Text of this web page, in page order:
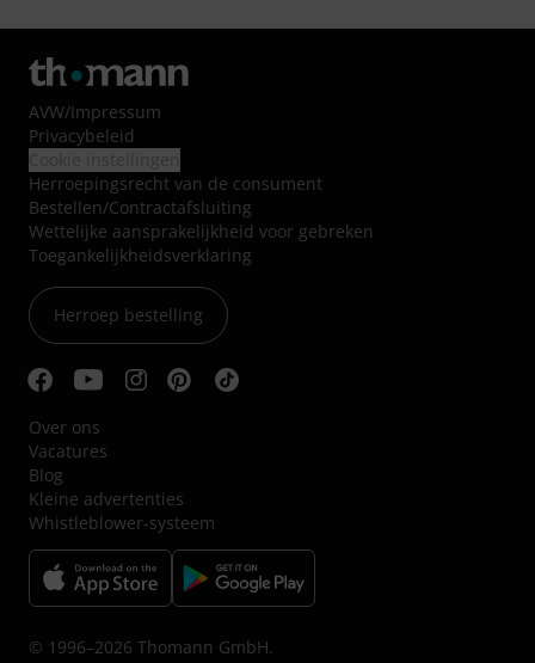
AVW/Impressum
Privacybeleid
Herroepingsrecht van de consument
Bestellen/Contractafsluiting
Wettelijke aansprakelijkheid voor gebreken
Toegankelijkheidsverklaring
Herroep bestelling
Over ons
Vacatures
Blog
Kleine advertenties
Whistleblower-systeem
© 1996–2026 Thomann GmbH.